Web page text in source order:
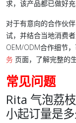
求，该产品都已做好充
对于有意向的合作伙
试，并结合当地消费
OEM/ODM合作细节
务 页面，了解完整的
常见问题
Rita 气泡荔
小起订量是多